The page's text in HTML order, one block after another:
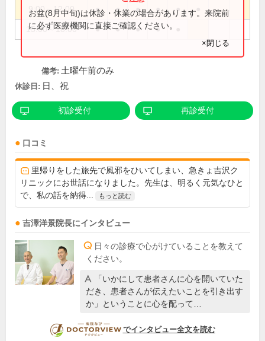
9:00～12:00 ● ● ● ● ●
15:00～18:00 ● ● ● ●
お盆(8月中旬)は休診・休業の場合があります。来院前
に必ず医療機関に直接ご確認ください。
×閉じる
備考: 土曜午前のみ
休診日: 日、祝
初診受付 再診受付
口コミ
里帰りをした旅先で風邪をひいてしまい、急きょ吉沢ク
リニックにお世話になりました。先生は、明るく元気なひと
で、私の話を納得...
もっと読む
吉澤洋景院長にインタビュー
日々の診療で心がけていることを教えて
ください。
「いかにして患者さんに心を開いていた
だき、患者さんが伝えたいことを引き出す
か」ということに心を配って…
DOCTORVIEW
でインタビュー全文を読む